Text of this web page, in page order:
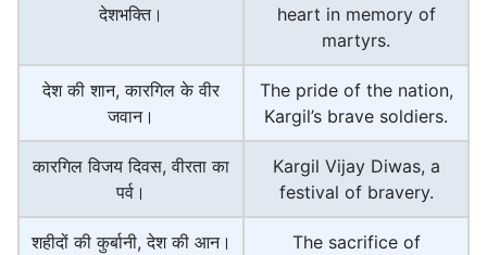
देशभक्ति।
heart in memory of
martyrs.
देश की शान, कारगिल के वीर
जवान।
The pride of the nation,
Kargil’s brave soldiers.
कारगिल विजय दिवस, वीरता का
पर्व।
Kargil Vijay Diwas, a
festival of bravery.
शहीदों की कुर्बानी, देश की आन।
The sacrifice of